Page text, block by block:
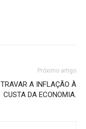
Próximo artigo
TRAVAR A INFLAÇÃO À
CUSTA DA ECONOMIA.